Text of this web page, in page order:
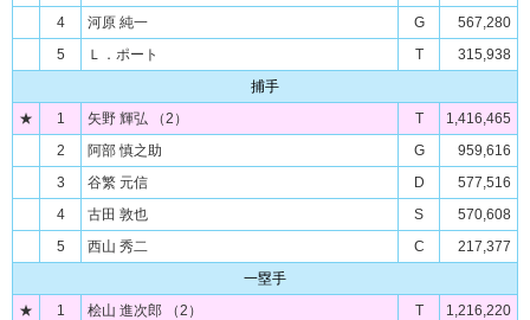
4
河原 純一 G
567,280
5
Ｌ．ポート T
315,938
捕手
★
1 矢野 輝弘 （2） T
1,416,465
2
阿部 慎之助 G
959,616
3
谷繁 元信 D
577,516
4
古田 敦也 S
570,608
5
西山 秀二 C
217,377
一塁手
★
1 桧山 進次郎 （2） T
1,216,220